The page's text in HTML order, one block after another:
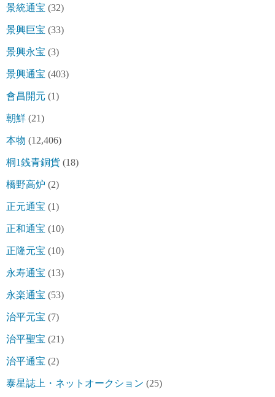
景統通宝 (32)
景興巨宝 (33)
景興永宝 (3)
景興通宝 (403)
會昌開元 (1)
朝鮮 (21)
本物 (12,406)
桐1銭青銅貨 (18)
橋野高炉 (2)
正元通宝 (1)
正和通宝 (10)
正隆元宝 (10)
永寿通宝 (13)
永楽通宝 (53)
治平元宝 (7)
治平聖宝 (21)
治平通宝 (2)
泰星誌上・ネットオークション (25)